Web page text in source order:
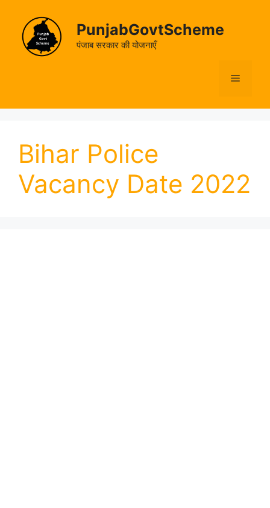
content
PunjabGovtScheme
पंजाब सरकार की योजनाएँ
Menu
Bihar Police
Vacancy Date 2022